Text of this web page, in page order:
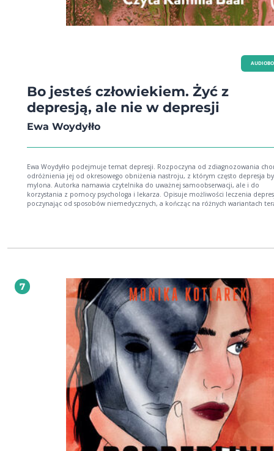
Bo jesteś człowiekiem. Żyć z
depresją, ale nie w depresji
Ewa Woydyłło
Ewa Woydyłło podejmuje temat depresji. Rozpoczyna od zdiagnozowania
odróżnienia jej od okresowego obniżenia nastroju, z którym często depresja
mylona. Autorka namawia czytelnika do uważnej samoobserwacji, ale i do
korzystania z pomocy psychologa i lekarza. Opisuje możliwości leczenia
poczynając od sposobów niemedycznych, a kończąc na różnych wariantach
7